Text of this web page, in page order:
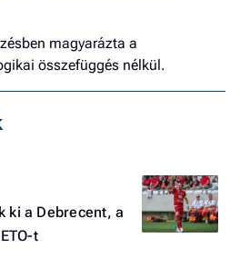
magyarázta a
összefüggés nélkül.
ki a Debrecent, a
t